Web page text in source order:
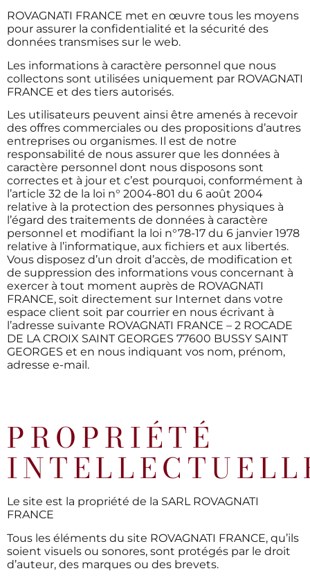
ROVAGNATI FRANCE met en œuvre tous les moyens
pour assurer la confidentialité et la sécurité des
données transmises sur le web.
Les informations à caractère personnel que nous
collectons sont utilisées uniquement par ROVAGNATI
FRANCE et des tiers autorisés.
Les utilisateurs peuvent ainsi être amenés à recevoir
des offres commerciales ou des propositions d’autres
entreprises ou organismes. Il est de notre
responsabilité de nous assurer que les données à
caractère personnel dont nous disposons sont
correctes et à jour et c’est pourquoi, conformément à
l’article 32 de la loi n° 2004-801 du 6 août 2004
relative à la protection des personnes physiques à
l’égard des traitements de données à caractère
personnel et modifiant la loi n°78-17 du 6 janvier 1978
relative à l’informatique, aux fichiers et aux libertés.
Vous disposez d’un droit d’accès, de modification et
de suppression des informations vous concernant à
exercer à tout moment auprès de ROVAGNATI
FRANCE, soit directement sur Internet dans votre
espace client soit par courrier en nous écrivant à
l’adresse suivante ROVAGNATI FRANCE – 2 ROCADE
DE LA CROIX SAINT GEORGES 77600 BUSSY SAINT
GEORGES et en nous indiquant vos nom, prénom,
adresse e-mail.
PROPRIÉTÉ
Le site est la propriété de la SARL ROVAGNATI
FRANCE
Tous les éléments du site ROVAGNATI FRANCE, qu’ils
soient visuels ou sonores, sont protégés par le droit
d’auteur, des marques ou des brevets.